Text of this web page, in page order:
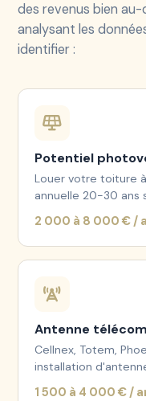
des revenus bien au-
analysant les
identifier :
Potentiel
Louer votre toiture
annuelle 20-30 ans
2 000 à 8 000 € /
Antenne télécom
Cellnex, Totem,
installation
1 500 à 4 000 € /